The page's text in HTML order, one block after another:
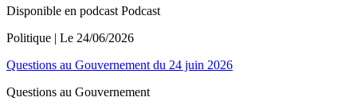
Disponible en podcast Podcast
Politique | Le 24/06/2026
Questions au Gouvernement du 24 juin 2026
Questions au Gouvernement